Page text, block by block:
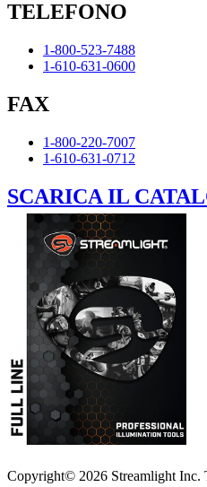
TELEFONO
1-800-523-7488
1-610-631-0600
FAX
1-800-220-7007
1-610-631-0712
SCARICA IL
Copyright© 2026 Streamlight Inc.